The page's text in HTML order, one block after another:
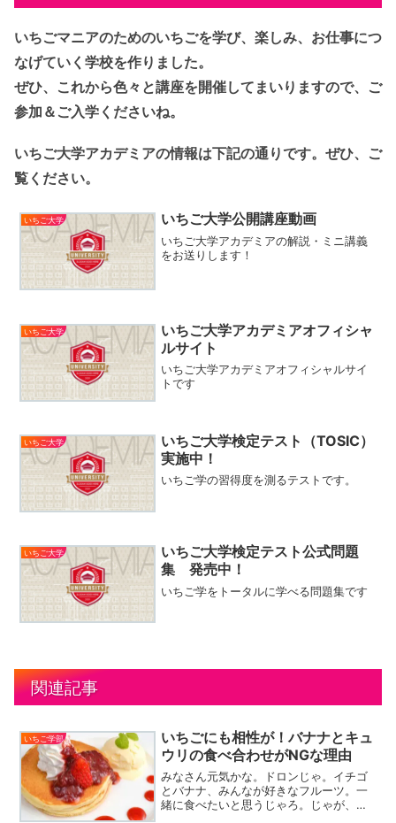
いちごマニアのためのいちごを学び、楽しみ、お仕事につ
なげていく学校を作りました。
ぜひ、これから色々と講座を開催してまいりますので、ご
参加＆ご入学くださいね。
いちご大学アカデミアの情報は下記の通りです。ぜひ、ご
覧ください。
いちご大学 いちご大学公開講座動画
いちご大学アカデミアの解説・ミニ講義
をお送りします！
いちご大学
いちご大学アカデミアオフィシャ
ルサイト
いちご大学アカデミアオフィシャルサイ
トです
いちご大学
いちご大学検定テスト（TOSIC）
実施中！
いちご学の習得度を測るテストです。
いちご大学
いちご大学検定テスト公式問題
集 発売中！
いちご学をトータルに学べる問題集です
関連記事
いちご学部
いちごにも相性が！バナナとキュ
ウリの食べ合わせがNGな理由
みなさん元気かな。ドロンじゃ。イチゴ
とバナナ、みんなが好きなフルーツ。一
緒に食べたいと思うじゃろ。じゃが、ち